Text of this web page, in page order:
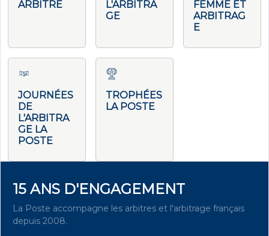
ARBITRE
L'ARBITRA
GE
FEMME ET
ARBITRAG
E
JOURNÉES
DE
L'ARBITRA
GE LA
POSTE
TROPHÉES
LA POSTE
15 ANS D'ENGAGEMENT
La Poste accompagne les arbitres et l'arbitrage français
depuis 2008.